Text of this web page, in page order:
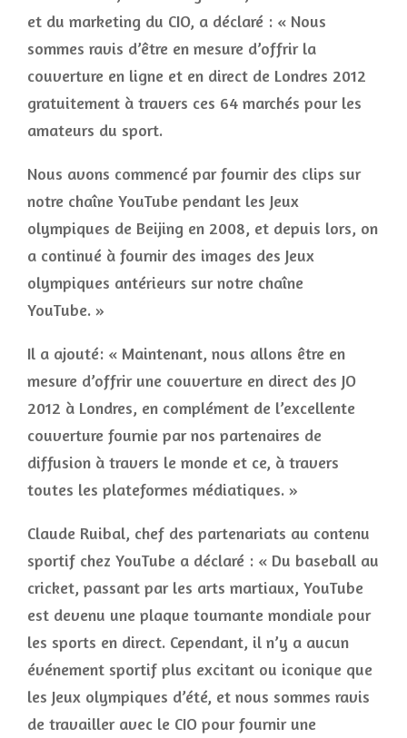
et du marketing du CIO, a déclaré : « Nous
sommes ravis d’être en mesure d’offrir la
couverture en ligne et en direct de Londres 2012
gratuitement à travers ces 64 marchés pour les
amateurs du sport.
Nous avons commencé par fournir des clips sur
notre chaîne YouTube pendant les Jeux
olympiques de Beijing en 2008, et depuis lors, on
a continué à fournir des images des Jeux
olympiques antérieurs sur notre chaîne
YouTube. »
Il a ajouté: « Maintenant, nous allons être en
mesure d’offrir une couverture en direct des JO
2012 à Londres, en complément de l’excellente
couverture fournie par nos partenaires de
diffusion à travers le monde et ce, à travers
toutes les plateformes médiatiques. »
Claude Ruibal, chef des partenariats au contenu
sportif chez YouTube a déclaré : « Du baseball au
cricket, passant par les arts martiaux, YouTube
est devenu une plaque tournante mondiale pour
les sports en direct. Cependant, il n’y a aucun
événement sportif plus excitant ou iconique que
les Jeux olympiques d’été, et nous sommes ravis
de travailler avec le CIO pour fournir une